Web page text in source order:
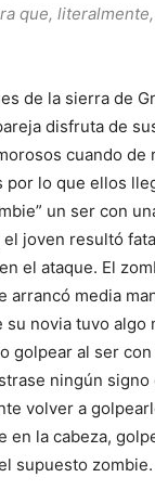
que,
de la sierra de
disfruta de
cuando de
por lo que ellos
un ser con
el joven resultó
el ataque. El
arrancó media
su novia tuvo algo
golpear al ser
ningún signo
volver a
en la cabeza,
supuesto zombie.